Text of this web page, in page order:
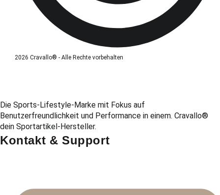
2026 Cravallo® - Alle Rechte vorbehalten
Die Sports-Lifestyle-Marke mit Fokus auf
Benutzerfreundlichkeit und Performance in einem. Cravallo®
dein Sportartikel-Hersteller.
Kontakt & Support